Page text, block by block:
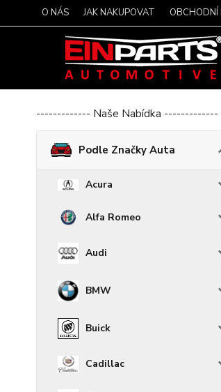
O NÁS JAK NAKUPOVAT OBCHODNÍ
------------- Naše Nabídka -------------
Podle Značky Auta
Acura
Alfa Romeo
Audi
BMW
Buick
Cadillac